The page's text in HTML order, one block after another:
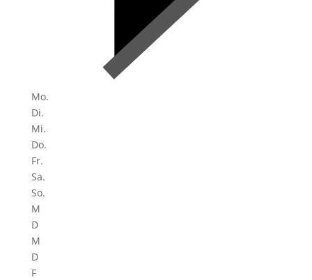
Mo.
Di.
Mi.
Do.
Fr.
Sa.
So.
M
D
M
D
F